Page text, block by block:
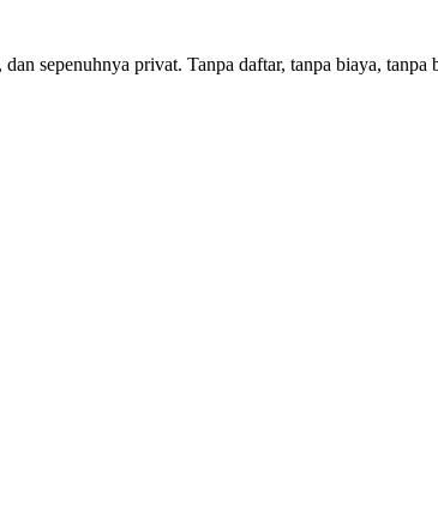
sepenuhnya privat. Tanpa daftar, tanpa biaya, tanpa